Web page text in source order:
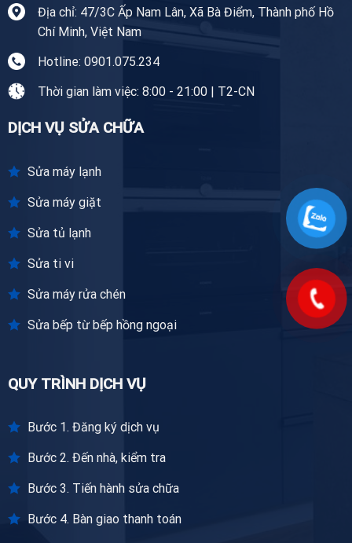
Địa chỉ: 47/3C Ấp Nam Lân, Xã Bà Điểm, Thành phố Hồ
Chí Minh, Việt Nam
Hotline: 0901.075.234
Thời gian làm việc: 8:00 - 21:00 | T2-CN
DỊCH VỤ SỬA CHỮA
Sửa máy lạnh
Sửa máy giặt
Sửa tủ lạnh
Sửa ti vi
Sửa máy rửa chén
Sửa bếp từ bếp hồng ngoại
QUY TRÌNH DỊCH VỤ
Bước 1. Đăng ký dịch vụ
Bước 2. Đến nhà, kiểm tra
Bước 3. Tiến hành sửa chữa
Bước 4. Bàn giao thanh toán